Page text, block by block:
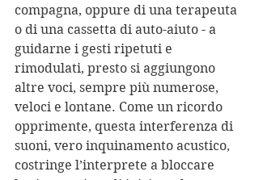
compagna, oppure di una terapeuta
o di una cassetta di auto-aiuto - a
guidarne i gesti ripetuti e
rimodulati, presto si aggiungono
altre voci, sempre più numerose,
veloci e lontane. Come un ricordo
opprimente, questa interferenza di
suoni, vero inquinamento acustico,
costringe l’interprete a bloccare